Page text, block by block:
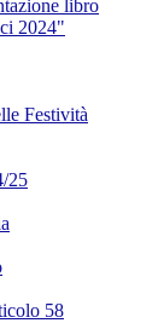
libro
2024"
Festività
25
58